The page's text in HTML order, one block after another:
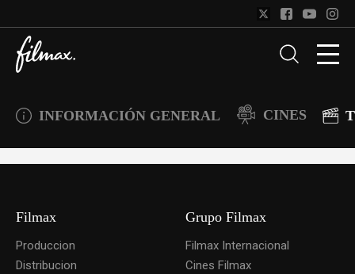
INFORMACIÓN GENERAL CINES
Filmax
Produccion
Distribucion
Grupo Filmax
Filmax Internacional
Cines Filmax